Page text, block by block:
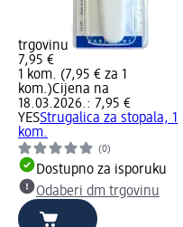
trgovinu
7,95 €
1 kom. (7,95 € za 1
kom.)Cijena na
18.03.2026.: 7,95 €
YESStrugalica za stopala, 1
kom.
(0)
Dostupno za isporuku
Odaberi dm trgovinu